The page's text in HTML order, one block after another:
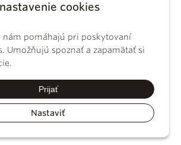
cookies
nám pomáhajú pri poskytovaní
Umožňujú spoznať a zapamätať si
Prijať
Nastaviť